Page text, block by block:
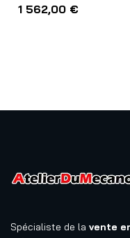
1 562,00 €
Spécialiste de la vente